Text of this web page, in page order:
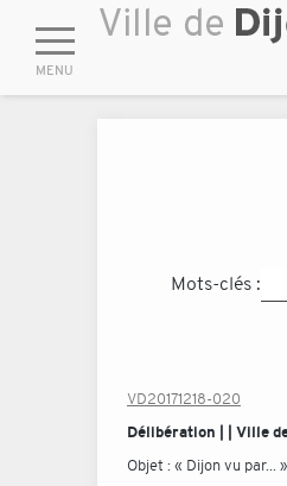
Mots-clés :
VD20171218-020
Délibération | | Ville
Objet :« Dijon vu par...